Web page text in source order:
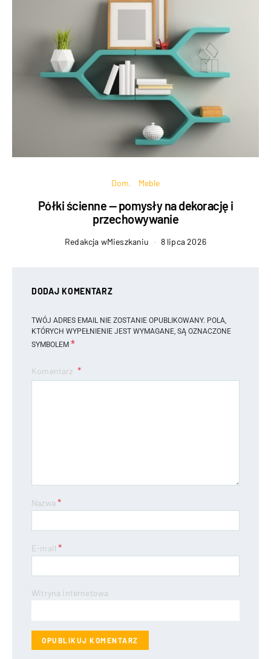
Dom Meble
Półki ścienne — pomysły na dekorację i
przechowywanie
Redakcja wMieszkaniu 8 lipca 2026
DODAJ KOMENTARZ
TWÓJ ADRES EMAIL NIE ZOSTANIE OPUBLIKOWANY. POLA,
KTÓRYCH WYPEŁNIENIE JEST WYMAGANE, SĄ OZNACZONE
SYMBOLEM *
Komentarz
Nazwa*
E-mail*
Witryna internetowa